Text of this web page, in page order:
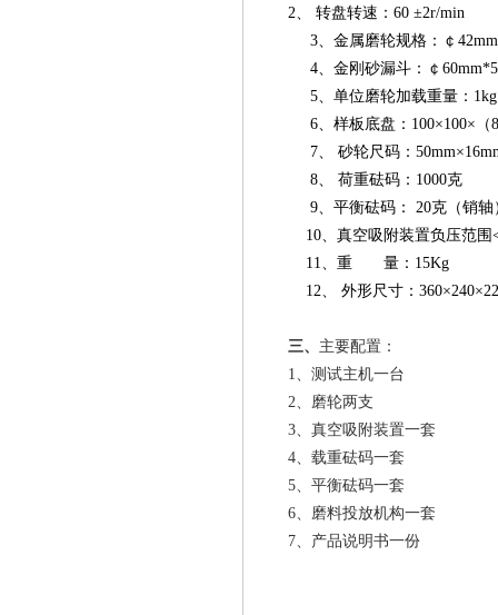
2、 转盘转速：60 ±2r/min
3、金属磨轮规格：￠
4、金刚砂漏斗：￠
5、单位磨轮加载重量：1kg
6、样板底盘：100×100×（
7、 砂轮尺码：
8、 荷重砝码：1000克
9、平衡砝码： 20克（销轴
10、真空吸附装置负压范围
11、重 量：15Kg
12、 外形尺寸：
三、 主要配置：
1、测试主机一台
2、磨轮两支
3、真空吸附装置一套
4、载重砝码一套
5、平衡砝码一套
6、磨料投放机构一套
7、产品说明书一份